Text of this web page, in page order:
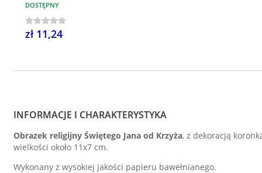
DOSTĘPNY
zł 11,24
INFORMACJE I CHARAKTERYSTYKA
Obrazek religijny Świętego Jana od Krzyża, z dekoracją
wielkości około 11x7 cm.
Wykonany z wysokiej jakości papieru bawełnianego.